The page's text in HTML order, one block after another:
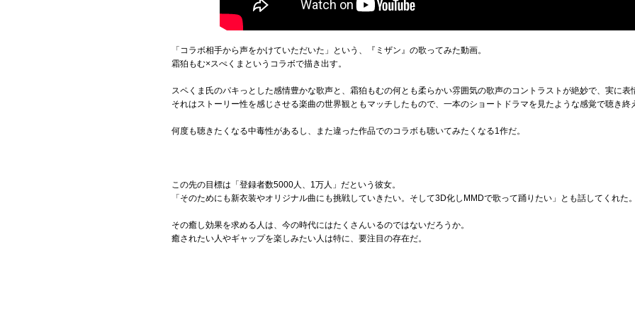
「コラボ相手から声をかけていただいた」という、『ミザン』の歌ってみた動画。
霜狛もむ×スぺくまというコラボで描き出す。
スペくま氏のパキっとした感情豊かな歌声と、霜狛もむの何とも柔らかい雰囲気の歌声のコントラストが絶妙で、実に表
それはストーリー性を感じさせる楽曲の世界観ともマッチしたもので、一本のショートドラマを見たような感覚で聴き終
何度も聴きたくなる中毒性があるし、また違った作品でのコラボも聴いてみたくなる1作だ。
この先の目標は「登録者数5000人、1万人」だという彼女。
「そのためにも新衣装やオリジナル曲にも挑戦していきたい。そして3D化しMMDで歌って踊りたい」とも話してくれた。
その癒し効果を求める人は、今の時代にはたくさんいるのではないだろうか。
癒されたい人やギャップを楽しみたい人は特に、要注目の存在だ。